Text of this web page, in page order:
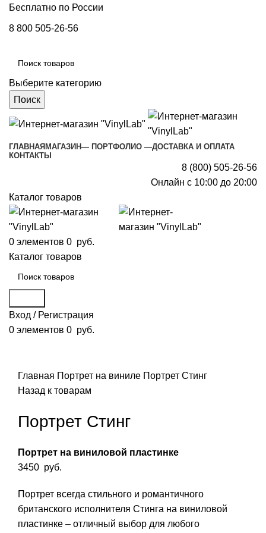
Бесплатно по России
8 800 505-26-56
Выберите категорию
Поиск
ГЛАВНАЯ МАГАЗИН— ПОРТФОЛИО —ДОСТАВКА И ОПЛАТА
КОНТАКТЫ
8 (800) 505-26-56
Онлайн с 10:00 до 20:00
Каталог товаров
0 элементов 0 руб.
Каталог товаров
Вход / Регистрация
0 элементов 0 руб.
Главная Портрет на виниле Портрет Стинг
Назад к товарам
Портрет Стинг
Портрет на виниловой пластинке
3450 руб.
Портрет всегда стильного и романтичного
британского исполнителя Стинга на виниловой
пластинке – отличный выбор для любого